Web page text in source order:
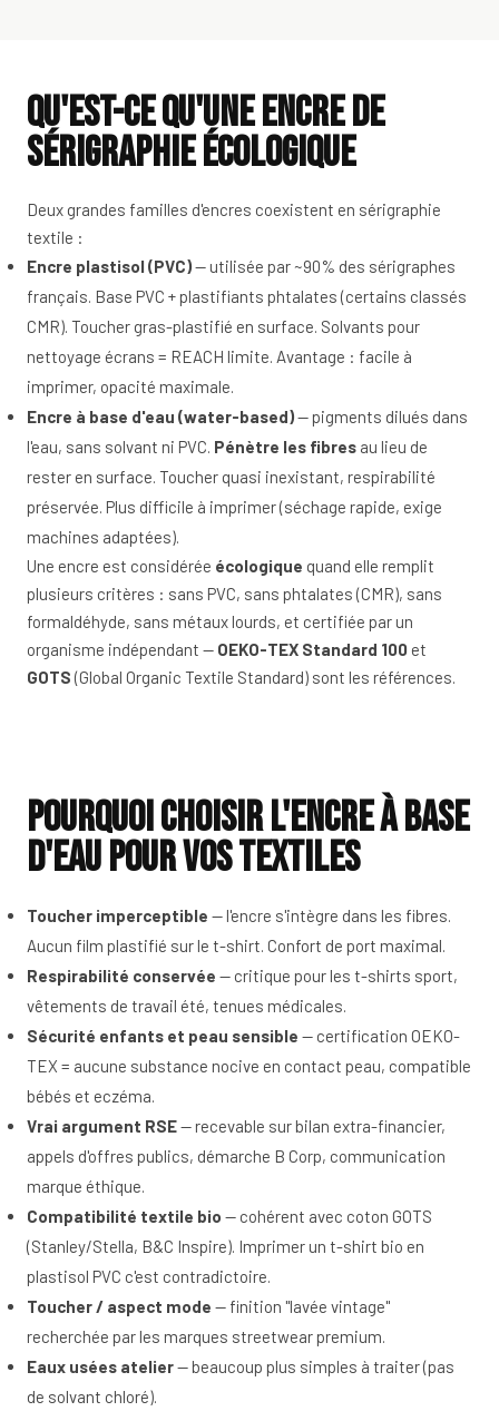
Qu'est-ce qu'une encre de
sérigraphie écologique
Deux grandes familles d'encres coexistent en sérigraphie
textile :
Encre plastisol (PVC)— utilisée par ~90% des sérigraphes
français. Base PVC + plastifiants phtalates (certains classés
CMR). Toucher gras-plastifié en surface. Solvants pour
nettoyage écrans = REACH limite. Avantage : facile à
imprimer, opacité maximale.
Encre à base d'eau (water-based)— pigments dilués dans
l'eau, sans solvant ni PVC. Pénètre les fibres au lieu de
rester en surface. Toucher quasi inexistant, respirabilité
préservée. Plus difficile à imprimer (séchage rapide, exige
machines adaptées).
Une encre est considérée écologique quand elle remplit
plusieurs critères : sans PVC, sans phtalates (CMR), sans
formaldéhyde, sans métaux lourds, et certifiée par un
organisme indépendant — OEKO-TEX Standard 100et
GOTS (Global Organic Textile Standard) sont les références.
Pourquoi choisir l'encre à base
d'eau pour vos textiles
Toucher imperceptible — l'encre s'intègre dans les fibres.
Aucun film plastifié sur le t-shirt. Confort de port maximal.
Respirabilité conservée — critique pour les t-shirts sport,
vêtements de travail été, tenues médicales.
Sécurité enfants et peau sensible — certification OEKO-
TEX = aucune substance nocive en contact peau, compatible
bébés et eczéma.
Vrai argument RSE— recevable sur bilan extra-financier,
appels d'offres publics, démarche B Corp, communication
marque éthique.
Compatibilité textile bio — cohérent avec coton GOTS
(Stanley/Stella, B&C Inspire). Imprimer un t-shirt bio en
plastisol PVC c'est contradictoire.
Toucher / aspect mode — finition "lavée vintage"
recherchée par les marques streetwear premium.
Eaux usées atelier— beaucoup plus simples à traiter (pas
de solvant chloré).